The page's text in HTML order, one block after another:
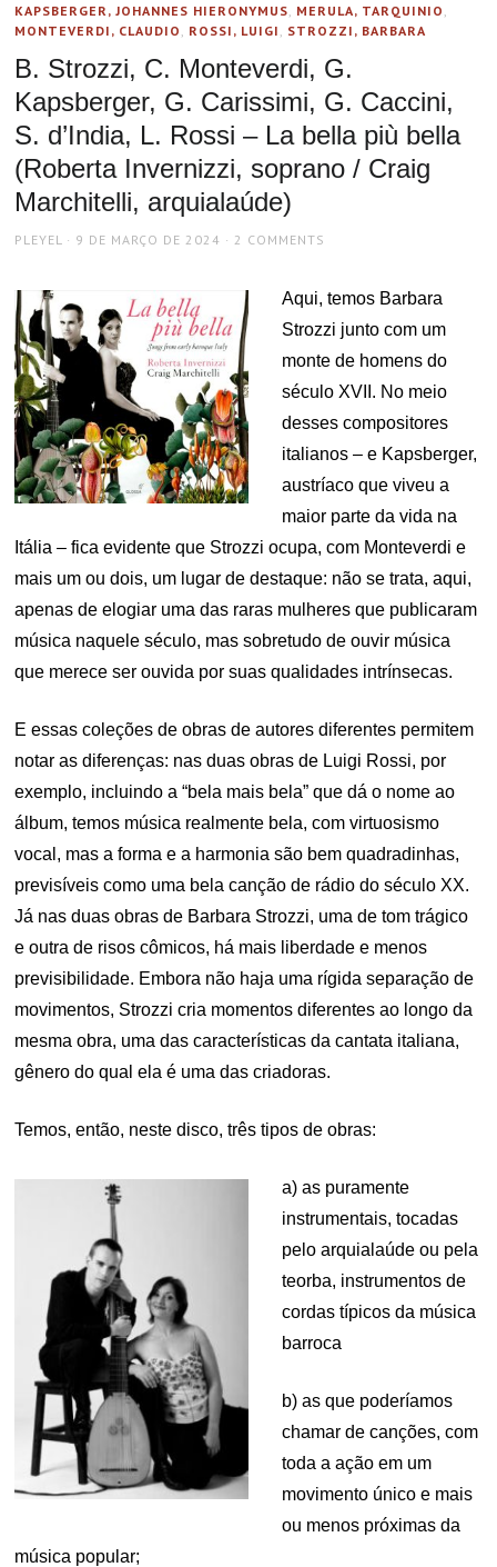
KAPSBERGER, JOHANNES HIERONYMUS MERULA, TARQUINIO
MONTEVERDI, CLAUDIO
ROSSI, LUIGI STROZZI, BARBARA
B. Strozzi, C. Monteverdi, G.
Kapsberger, G. Carissimi, G. Caccini,
S. d’India, L. Rossi – La bella più bella
(Roberta Invernizzi, soprano / Craig
Marchitelli, arquialaúde)
AUTHOR
PLEYEL
POSTED
9 DE MARÇO DE 2024 2 COMMENTS
Aqui, temos Barbara
Strozzi junto com um
monte de homens do
século XVII. No meio
desses compositores
italianos – e Kapsberger,
austríaco que viveu a
maior parte da vida na
Itália – fica evidente que Strozzi ocupa, com Monteverdi e
mais um ou dois, um lugar de destaque: não se trata, aqui,
apenas de elogiar uma das raras mulheres que publicaram
música naquele século, mas sobretudo de ouvir música
que merece ser ouvida por suas qualidades intrínsecas.
E essas coleções de obras de autores diferentes permitem
notar as diferenças: nas duas obras de Luigi Rossi, por
exemplo, incluindo a “bela mais bela” que dá o nome ao
álbum, temos música realmente bela, com virtuosismo
vocal, mas a forma e a harmonia são bem quadradinhas,
previsíveis como uma bela canção de rádio do século XX.
Já nas duas obras de Barbara Strozzi, uma de tom trágico
e outra de risos cômicos, há mais liberdade e menos
previsibilidade. Embora não haja uma rígida separação de
movimentos, Strozzi cria momentos diferentes ao longo da
mesma obra, uma das características da cantata italiana,
gênero do qual ela é uma das criadoras.
Temos, então, neste disco, três tipos de obras:
a) as puramente
instrumentais, tocadas
pelo arquialaúde ou pela
teorba, instrumentos de
cordas típicos da música
barroca
b) as que poderíamos
chamar de canções, com
toda a ação em um
movimento único e mais
ou menos próximas da
música popular;